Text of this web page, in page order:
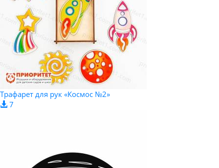
Трафарет для рук «Космос №2»
7